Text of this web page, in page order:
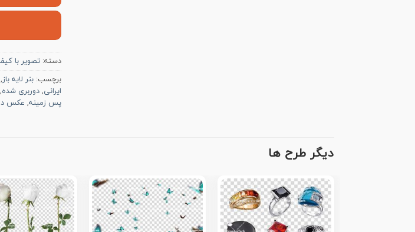
دسته:تصویر با
برچسب:بنر لایه باز
ایرانی,دوربری شده
پس زمینه, عکس
دیگر طرح ها